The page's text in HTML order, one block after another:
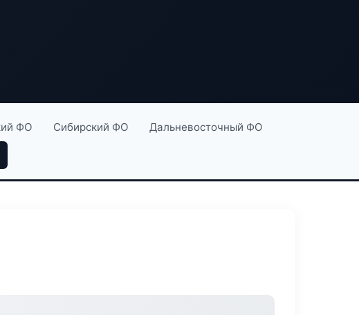
ФО Сибирский ФО Дальневосточный ФО